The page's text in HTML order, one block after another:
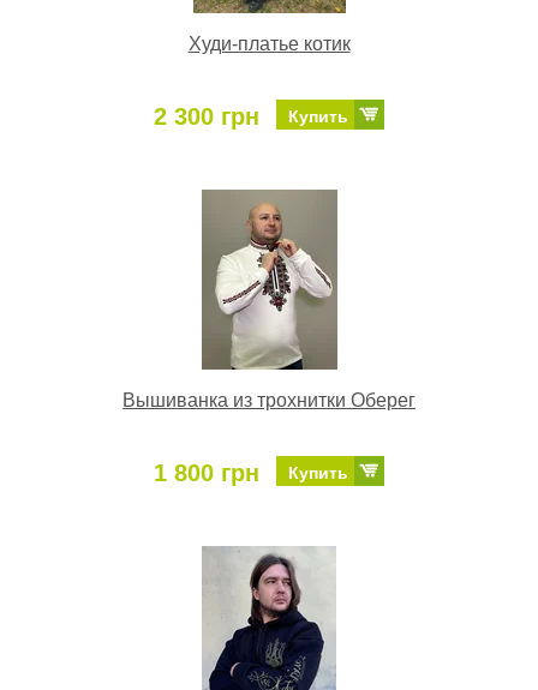
Худи-платье котик
2 300 грн Купить
Вышиванка из трохнитки Оберег
1 800 грн Купить